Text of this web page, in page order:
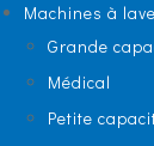
Machines à
Grande
Médical
Petite